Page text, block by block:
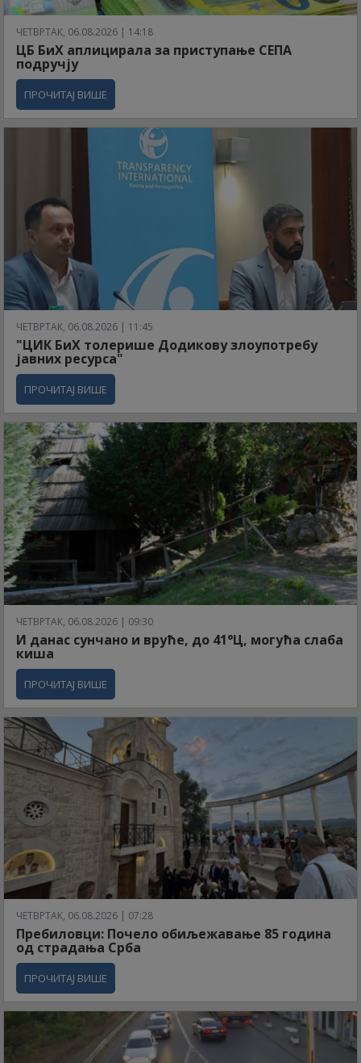
ЧЕТВРТАК, 06.08.2026 | 14:18
ЦБ БиХ аплицирала за приступање СЕПА
подручју
ПРОЧИТАЈ ВИШЕ
ЧЕТВРТАК, 06.08.2026 | 11:45
"ЦИК БиХ толерише Додикову злоупотребу
јавних ресурса"
ПРОЧИТАЈ ВИШЕ
ЧЕТВРТАК, 06.08.2026 | 09:30
И данас сунчано и вруће, до 41°Ц, могућа слаба
киша
ПРОЧИТАЈ ВИШЕ
ЧЕТВРТАК, 06.08.2026 | 07:28
Пребиловци: Почело обиљежавање 85 година
од страдања Срба
ПРОЧИТАЈ ВИШЕ